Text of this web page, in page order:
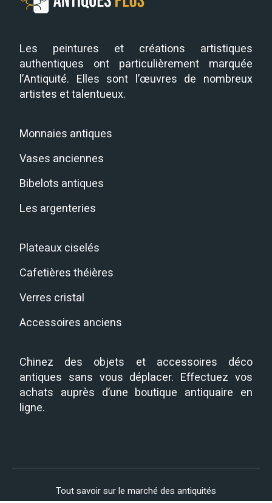
Les peintures et créations artistiques
authentiques ont particulièrement marquée
l’Antiquité. Elles sont l’œuvres de nombreux
artistes et talentueux.
Monnaies antiques
Vases anciennes
Bibelots antiques
Les argenteries
Plateaux ciselés
Cafetières théières
Verres cristal
Accessoires anciens
Chinez des objets et accessoires déco
antiques sans vous déplacer. Effectuez vos
achats auprès d’une boutique antiquaire en
ligne.
Tout savoir sur le marché des antiquités